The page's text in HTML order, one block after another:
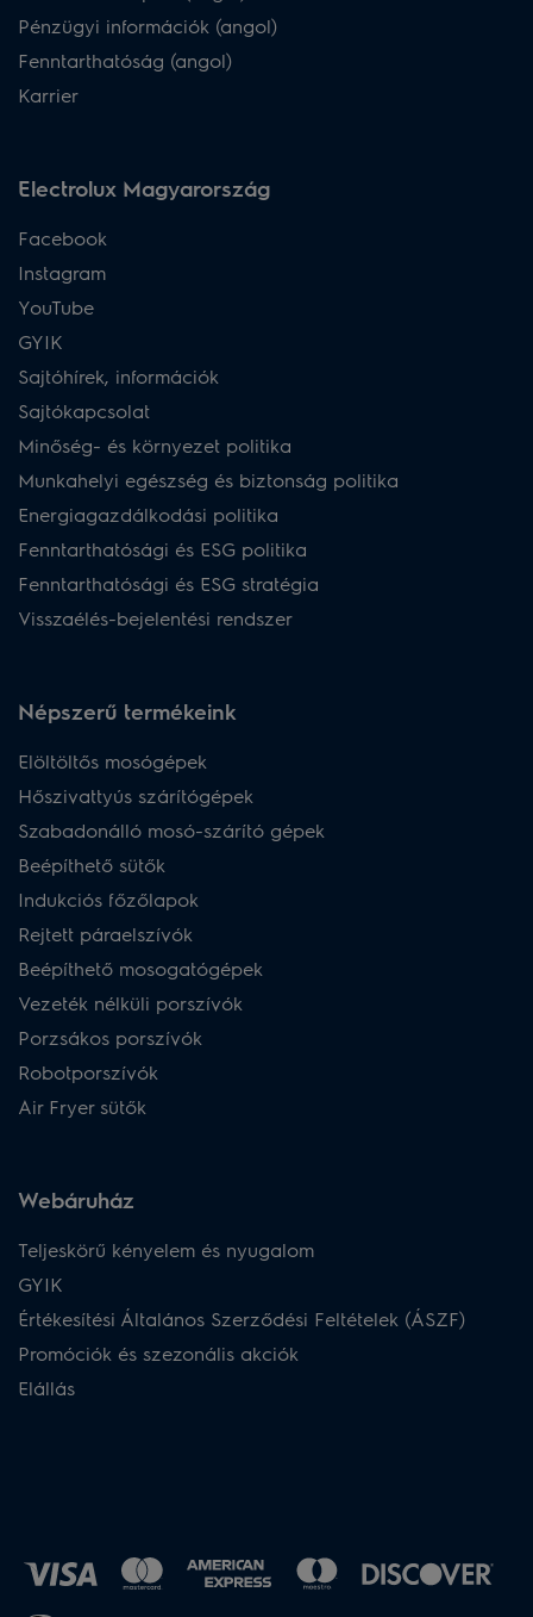
Pénzügyi információk (angol)
Fenntarthatóság (angol)
Karrier
Electrolux Magyarország
Facebook
Instagram
YouTube
GYIK
Sajtóhírek, információk
Sajtókapcsolat
Minőség- és környezet politika
Munkahelyi egészség és biztonság politika
Energiagazdálkodási politika
Fenntarthatósági és ESG politika
Fenntarthatósági és ESG stratégia
Visszaélés-bejelentési rendszer
Népszerű termékeink
Elöltöltős mosógépek
Hőszivattyús szárítógépek
Szabadonálló mosó-szárító gépek
Beépíthető sütők
Indukciós főzőlapok
Rejtett páraelszívók
Beépíthető mosogatógépek
Vezeték nélküli porszívók
Porzsákos porszívók
Robotporszívók
Air Fryer sütők
Webáruház​
Teljeskörű kényelem és nyugalom
GYIK
Értékesítési Általános Szerződési Feltételek (ÁSZF)
Promóciók és szezonális akciók
Elállás